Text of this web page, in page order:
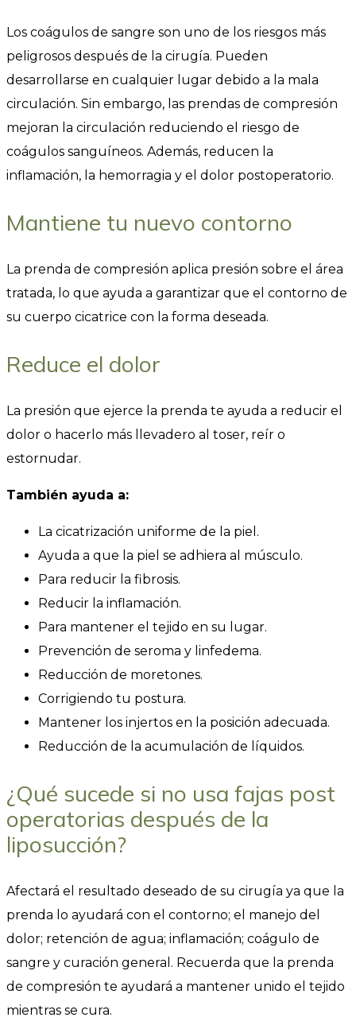
Los coágulos de sangre son uno de los riesgos más
peligrosos después de la cirugía. Pueden
desarrollarse en cualquier lugar debido a la mala
circulación. Sin embargo, las prendas de compresión
mejoran la circulación reduciendo el riesgo de
coágulos sanguíneos. Además, reducen la
inflamación, la hemorragia y el dolor postoperatorio.
Mantiene tu nuevo contorno
La prenda de compresión aplica presión sobre el área
tratada, lo que ayuda a garantizar que el contorno de
su cuerpo cicatrice con la forma deseada.
Reduce el dolor
La presión que ejerce la prenda te ayuda a reducir el
dolor o hacerlo más llevadero al toser, reír o
estornudar.
También ayuda a:
La cicatrización uniforme de la piel.
Ayuda a que la piel se adhiera al músculo.
Para reducir la fibrosis.
Reducir la inflamación.
Para mantener el tejido en su lugar.
Prevención de seroma y linfedema.
Reducción de moretones.
Corrigiendo tu postura.
Mantener los injertos en la posición adecuada.
Reducción de la acumulación de líquidos.
¿Qué sucede si no usa fajas post
operatorias después de la
liposucción?
Afectará el resultado deseado de su cirugía ya que la
prenda lo ayudará con el contorno; el manejo del
dolor; retención de agua; inflamación; coágulo de
sangre y curación general. Recuerda que la prenda
de compresión te ayudará a mantener unido el tejido
mientras se cura.